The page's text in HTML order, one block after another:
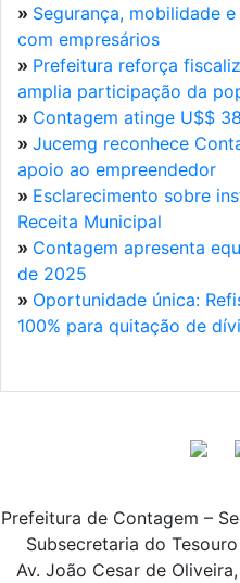
» Segurança, mobilidade
com empresários
» Prefeitura reforça
amplia participação da
» Contagem atinge U$$
» Jucemg reconhece
apoio ao empreendedor
» Esclarecimento sobre
Receita Municipal
» Contagem apresenta
de 2025
» Oportunidade única:
100% para quitação de
Prefeitura de Contagem –
Subsecretaria do
Av. João Cesar de